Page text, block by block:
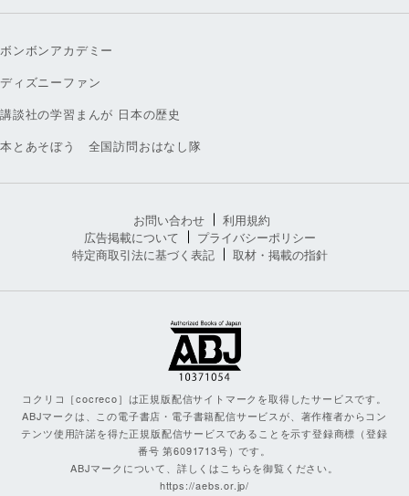
ボンボンアカデミー
ディズニーファン
講談社の学習まんが 日本の歴史
本とあそぼう 全国訪問おはなし隊
お問い合わせ
利用規約
広告掲載について
プライバシーポリシー
特定商取引法に基づく表記
取材・掲載の指針
コクリコ［cocreco］は正規版配信サイトマークを取得したサービスです。
ABJマークは、この電子書店・電子書籍配信サービスが、著作権者からコン
テンツ使用許諾を得た正規版配信サービスであることを示す登録商標（登録
番号 第6091713号）です。
ABJマークについて、詳しくはこちらを御覧ください。
https://aebs.or.jp/